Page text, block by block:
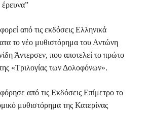
από τις εκδόσεις Ελληνικά
το νέο μυθιστόρημα του Αντώνη
Άντερσεν, που αποτελεί το πρώτο
«Τριλογίας των Δολοφόνων».
από τις Εκδόσεις Επίμετρο το
μυθιστόρημα της Κατερίνας